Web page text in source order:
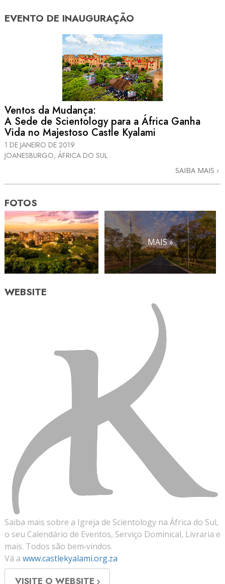
EVENTO DE INAUGURAÇÃO
Ventos da Mudança:
A Sede de Scientology para a África Ganha
Vida no Majestoso Castle Kyalami
1 DE JANEIRO DE 2019
JOANESBURGO, ÁFRICA DO SUL
SAIBA MAIS
FOTOS
MAIS »
WEBSITE
Saiba mais sobre a Igreja de Scientology na África do Sul,
o seu Calendário de Eventos, Serviço Dominical, Livraria e
mais. Todos são bem‑vindos.
Vá a www.castlekyalami.org.za
VISITE O WEBSITE